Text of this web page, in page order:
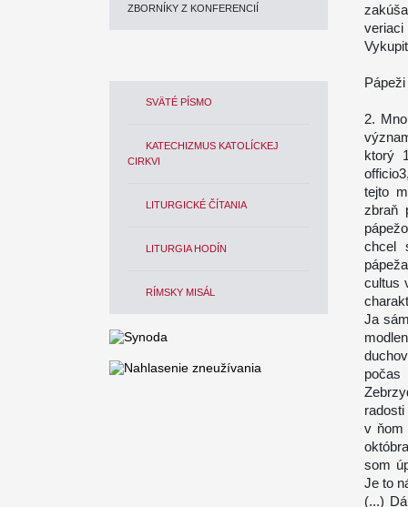
ZBORNÍKY Z KONFERENCIÍ
SVÄTÉ PÍSMO
KATECHIZMUS KATOLÍCKEJ
CIRKVI
LITURGICKÉ ČÍTANIA
LITURGIA HODÍN
RÍMSKY MISÁL
2.
ktorý
tejto
zbraň
chcel
cultus
Ja
v ňom
som
Je to
(...)